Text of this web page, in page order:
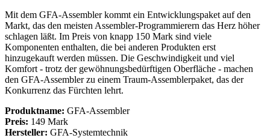
Mit dem GFA-Assembler kommt ein Entwicklungspaket auf den
Markt, das den meisten Assembler-Programmierern das Herz höher
schlagen läßt. Im Preis von knapp 150 Mark sind viele
Komponenten enthalten, die bei anderen Produkten erst
hinzugekauft werden müssen. Die Geschwindigkeit und viel
Komfort - trotz der gewöhnungsbedürftigen Oberfläche - machen
den GFA-Assembler zu einem Traum-Assemblerpaket, das der
Konkurrenz das Fürchten lehrt.
Produktname: GFA-Assembler
Preis: 149 Mark
Hersteller: GFA-Systemtechnik